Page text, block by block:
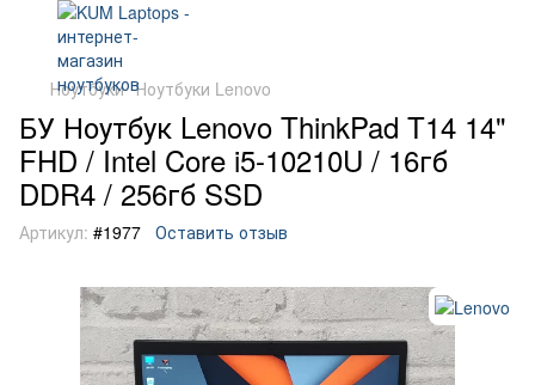
Ноутбуки Ноутбуки Lenovo
БУ Ноутбук Lenovo ThinkPad T14 14"
FHD / Intel Core i5-10210U / 16гб
DDR4 / 256гб SSD
Артикул: #1977 Оставить отзыв